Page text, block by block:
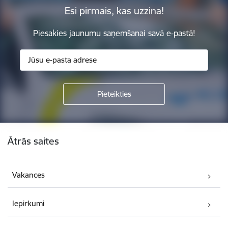
Esi pirmais, kas uzzina!
Piesakies jaunumu saņemšanai savā e-pastā!
Ātrās saites
Vakances
Iepirkumi